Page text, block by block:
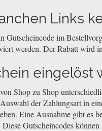
Links
Gutscheincode im
werden. Der Rabatt wird
eingelöst
Shop zu Shop
der Zahlungsart in
Eine Ausnahme gibt es
Gutscheincodes